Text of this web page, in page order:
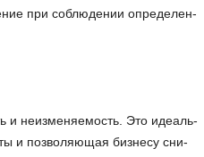
при со­блю­де­нии опре­де­лен­
и неиз­ме­ня­е­мость. Это иде­аль­
и поз­во­ля­ю­щая биз­не­су сни­